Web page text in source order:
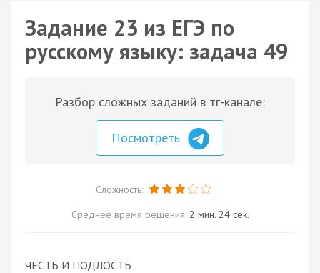
Задание 23 из ЕГЭ по
русскому языку: задача 49
Разбор сложных заданий в тг-канале:
Посмотреть
Сложность:
Среднее время решения: 2 мин. 24 сек.
ЧЕСТЬ И ПОДЛОСТЬ